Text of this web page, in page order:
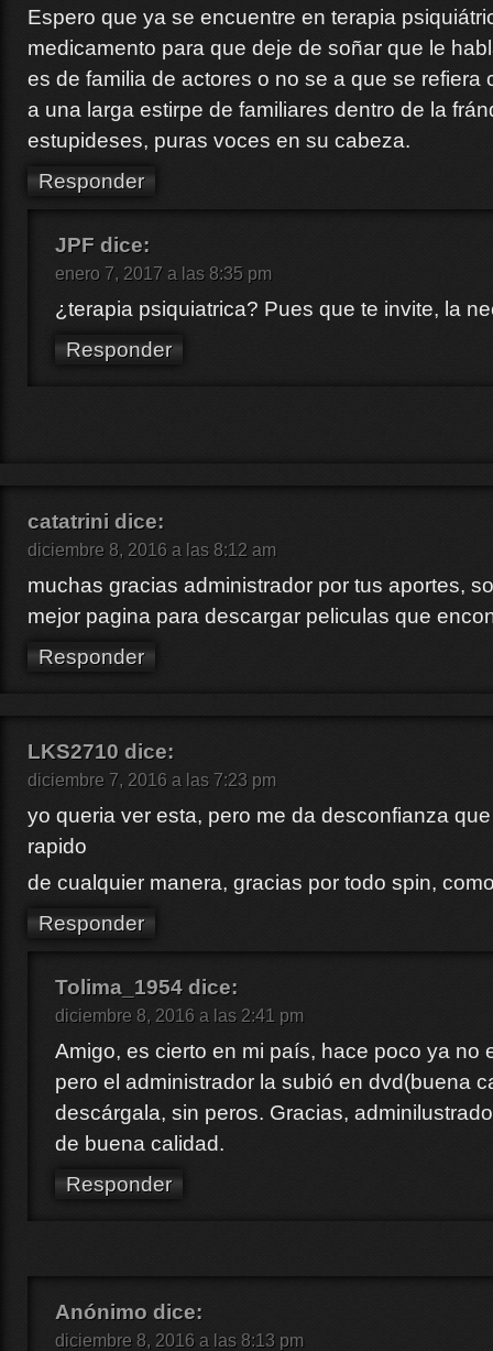
Espero que ya se encuentre en terapia
medicamento para que deje de soñar que le
es de familia de actores o no se a que se refiera
a una larga estirpe de familiares dentro de la
estupideses, puras voces en su cabeza.
Responder
JPF dice:
enero 7, 2017 a las 8:35 pm
¿terapia psiquiatrica? Pues que te invite, la
Responder
catatrini dice:
diciembre 8, 2016 a las 8:12 am
muchas gracias administrador por tus aportes,
mejor pagina para descargar peliculas que
Responder
LKS2710 dice:
diciembre 7, 2016 a las 7:23 pm
yo queria ver esta, pero me da desconfianza
rapido
de cualquier manera, gracias por todo spin,
Responder
Tolima_1954 dice:
diciembre 8, 2016 a las 2:41 pm
Amigo, es cierto en mi país, hace poco ya no
pero el administrador la subió en dvd(buena
descárgala, sin peros. Gracias,
de buena calidad.
Responder
Anónimo dice:
diciembre 8, 2016 a las 8:13 pm